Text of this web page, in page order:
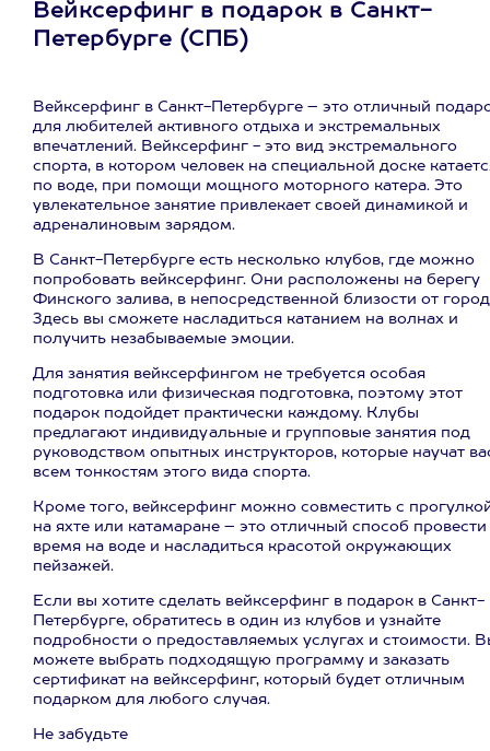
Вейксерфинг в подарок в Санкт-
Петербурге (СПБ)
Вейксерфинг в Санкт-Петербурге – это отличный
для любителей активного отдыха и экстремальных
впечатлений. Вейксерфинг - это вид экстремального
спорта, в котором человек на специальной доске
по воде, при помощи мощного моторного катера. Это
увлекательное занятие привлекает своей динамикой и
адреналиновым зарядом.
В Санкт-Петербурге есть несколько клубов, где можно
попробовать вейксерфинг. Они расположены на берегу
Финского залива, в непосредственной близости от
Здесь вы сможете насладиться катанием на волнах и
получить незабываемые эмоции.
Для занятия вейксерфингом не требуется особая
подготовка или физическая подготовка, поэтому этот
подарок подойдет практически каждому. Клубы
предлагают индивидуальные и групповые занятия под
руководством опытных инструкторов, которые научат
всем тонкостям этого вида спорта.
Кроме того, вейксерфинг можно совместить с
на яхте или катамаране – это отличный способ провести
время на воде и насладиться красотой окружающих
пейзажей.
Если вы хотите сделать вейксерфинг в подарок в Санкт-
Петербурге, обратитесь в один из клубов и узнайте
подробности о предоставляемых услугах и стоимости.
можете выбрать подходящую программу и заказать
сертификат на вейксерфинг, который будет отличным
подарком для любого случая.
Не забудьте